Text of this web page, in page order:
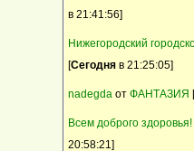
04 Июль, 2017, 08:47:59
Светлая память тебе
минимясная палевая-
Продаю домик в
Предлагаем
в 21:41:56]
Нижегородский
[Сегодня в 21:25:05]
nadegda от ФАНТАЗИЯ [
Всем доброго здоровья!
20:58:21]